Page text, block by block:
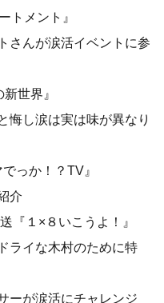
トメント』
さんが涙活イベントに参
世界』
悔し涙は実は味が異なり
っか！？TV』
介
『１×８いこうよ！』
ライな木村のために特
ーが涙活にチャレンジ